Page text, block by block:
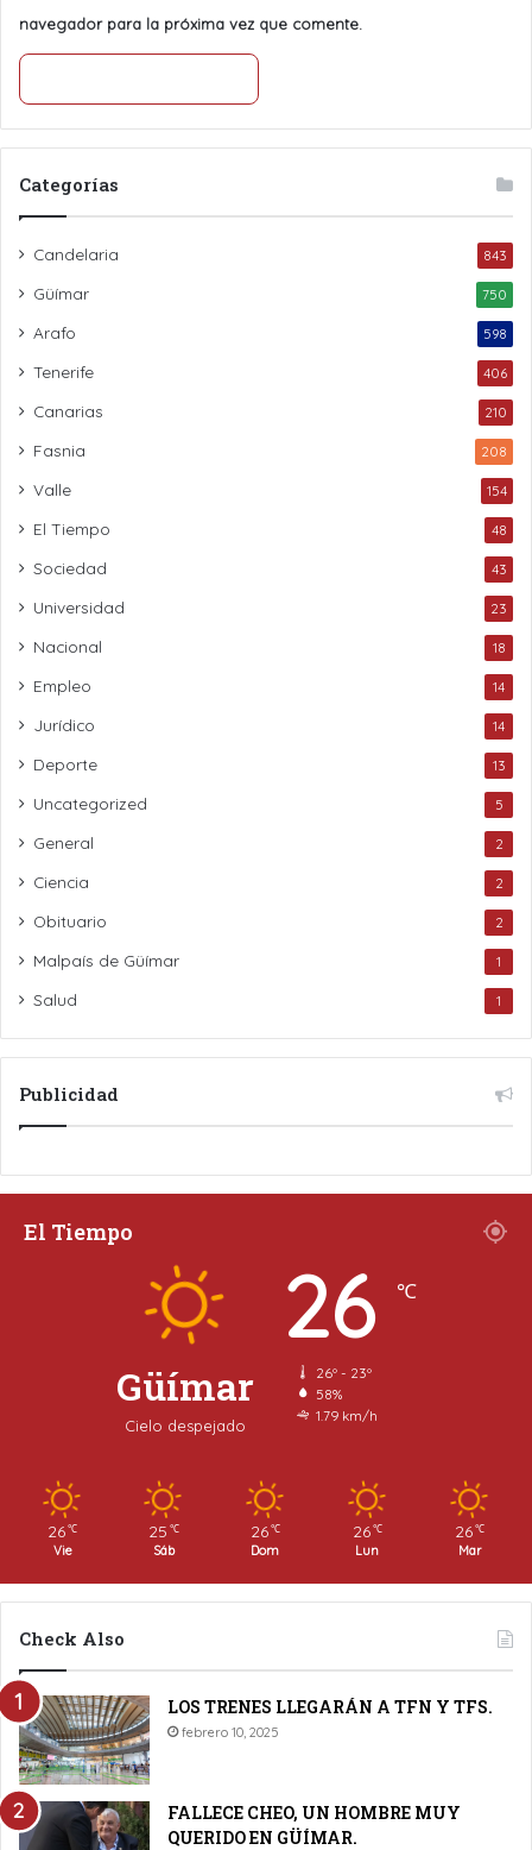
navegador para la próxima vez que comente.
Categorías
Candelaria 843
Güímar 750
Arafo 598
Tenerife 406
Canarias 210
Fasnia 208
Valle 154
El Tiempo 48
Sociedad 43
Universidad 23
Nacional 18
Empleo 14
Jurídico 14
Deporte 13
Uncategorized 5
General 2
Ciencia 2
Obituario 2
Malpaís de Güímar 1
Salud 1
Publicidad
El Tiempo
Güímar
Cielo despejado
26 ℃
26º - 23º
58%
1.79 km/h
26 ℃
Vie
25 ℃
Sáb
26 ℃
Dom
26 ℃
Lun
26 ℃
Mar
Check Also
LOS TRENES LLEGARÁN A TFN Y TFS.
febrero 10, 2025
FALLECE CHEO, UN HOMBRE MUY
QUERIDO EN GÜÍMAR.